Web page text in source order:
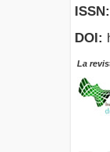
ISSN:
DOI:
La